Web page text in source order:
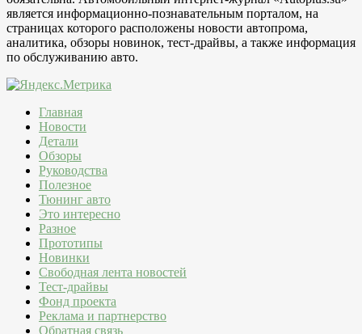
является информационно-познавательным порталом, на
страницах которого расположены новости автопрома,
аналитика, обзоры новинок, тест-драйвы, а также информация
по обслуживанию авто.
Главная
Новости
Детали
Обзоры
Руководства
Полезное
Тюнинг авто
Это интересно
Разное
Прототипы
Новинки
Свободная лента новостей
Тест-драйвы
Фонд проекта
Реклама и партнерство
Обратная связь